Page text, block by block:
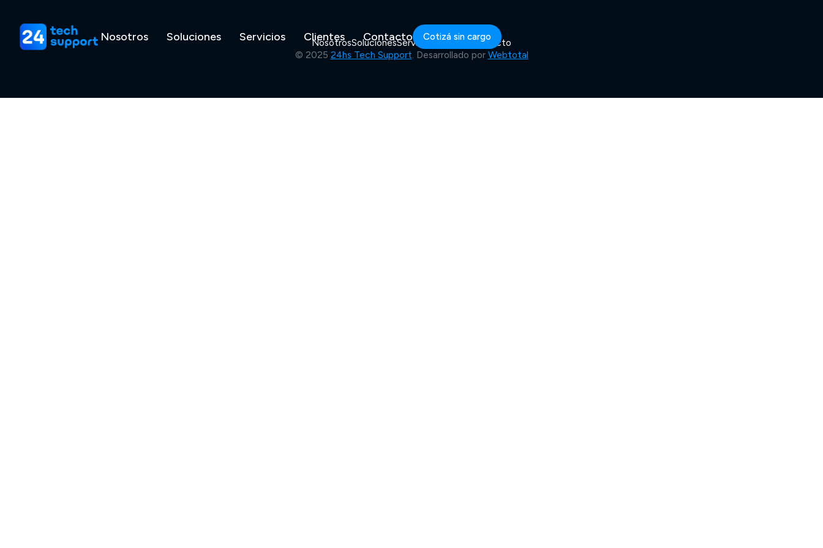
Nosotros Soluciones Servicios Clientes Contacto Cotizá sin cargo
NosotrosSolucionesServiciosClientesContacto
© 2025 24hs Tech Support. Desarrollado por Webtotal